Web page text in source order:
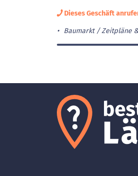
Dieses Geschäft
Baumarkt Zeitpläne